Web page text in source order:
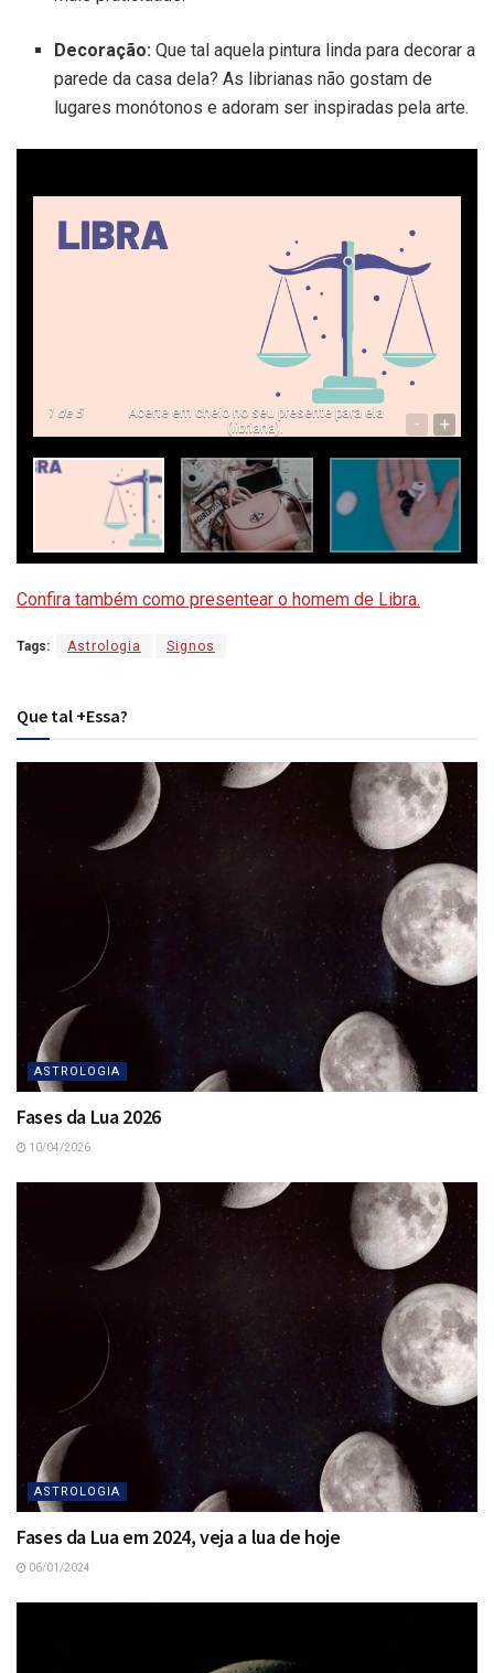
Decoração:Que tal aquela pintura linda para decorar a
parede da casa dela? As librianas não gostam de
lugares monótonos e adoram ser inspiradas pela arte.
1 de 5
Acerte em cheio no seu presente para ela
(libriana).
- +
Confira também como presentear o homem de Libra.
Tags: Astrologia Signos
Que tal +Essa?
ASTROLOGIA
Fases da Lua 2026
10/04/2026
ASTROLOGIA
Fases da Lua em 2024, veja a lua de hoje
06/01/2024